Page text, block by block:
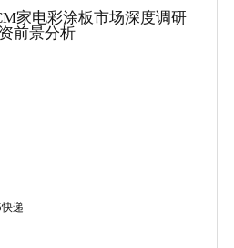
家电彩涂板市场深度调研
前景分析
递